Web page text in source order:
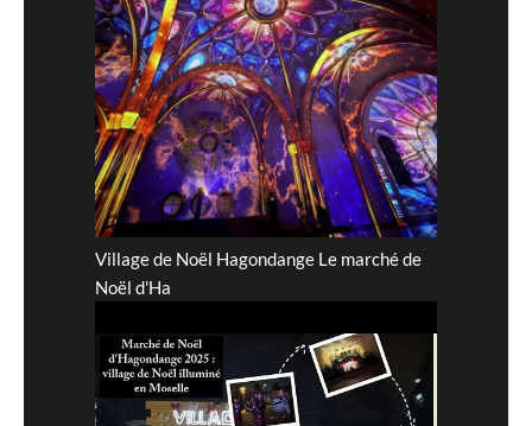
Village de Noël Hagondange Le marché de
Noël d'Ha